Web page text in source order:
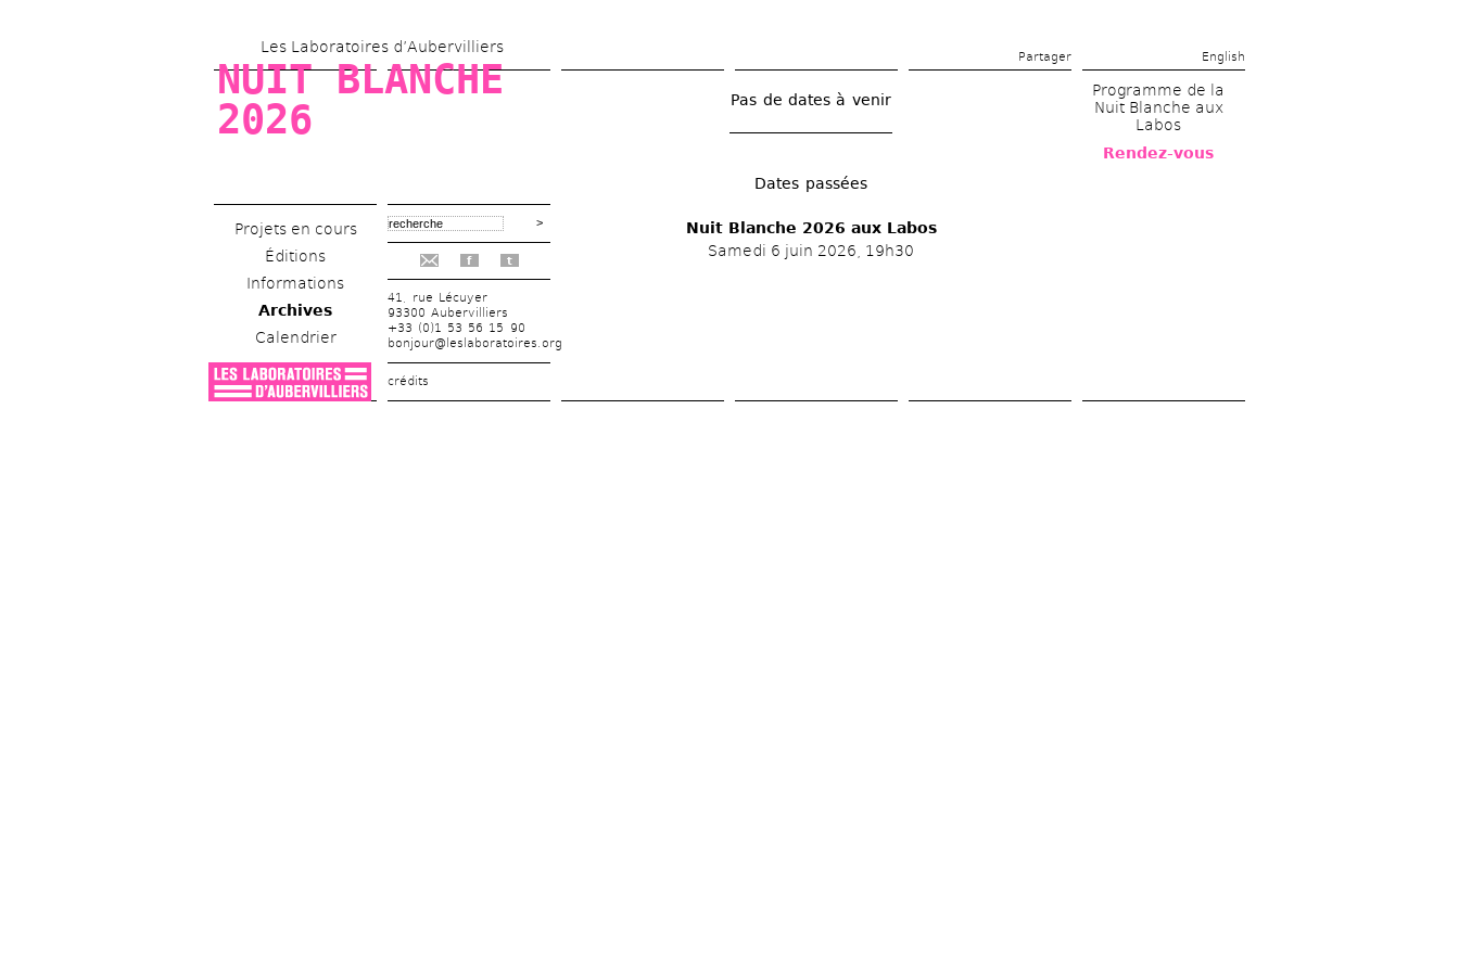
contenu
Les Laboratoires d’Aubervilliers
Partager English
NUIT BLANCHE
2026
Projets en cours
Éditions
Informations
Archives
Calendrier
f t
41, rue Lécuyer
93300 Aubervilliers
+33 (0)1 53 56 15 90
bonjour@leslaboratoires.org
crédits
Pas de dates à venir
Dates passées
Nuit Blanche 2026 aux Labos
Samedi 6 juin 2026, 19h30
Programme de la
Nuit Blanche aux
Labos
Rendez-vous